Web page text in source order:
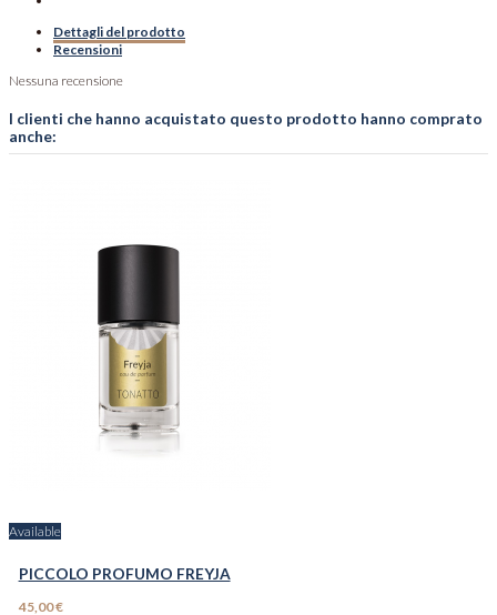
Dettagli del prodotto
Recensioni
Nessuna recensione
I clienti che hanno acquistato questo prodotto hanno comprato
anche:
Available
PICCOLO PROFUMO FREYJA
45,00 €